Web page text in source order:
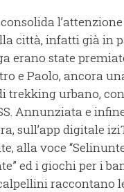
città, infatti già in
erano state
e Paolo, ancora
urbano,
Annunziata e
sull’app digitale
alla voce
ed i giochi per i
raccontano